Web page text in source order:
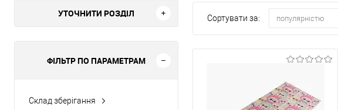
УТОЧНИТИ РОЗДІЛ
ФІЛЬТР ПО ПАРАМЕТРАМ
Склад зберігання
Сортувати за: популярністю